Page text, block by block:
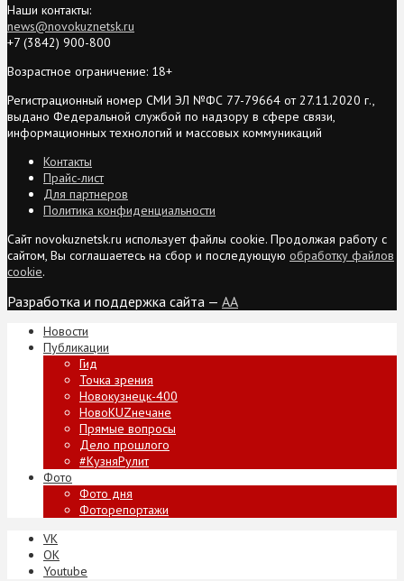
Наши контакты:
news@novokuznetsk.ru
+7 (3842) 900-800
Возрастное ограничение: 18+
Регистрационный номер СМИ ЭЛ №ФС 77-79664 от 27.11.2020 г.,
выдано Федеральной службой по надзору в сфере связи,
информационных технологий и массовых коммуникаций
Контакты
Прайс-лист
Для партнеров
Политика конфиденциальности
Сайт novokuznetsk.ru использует файлы cookie. Продолжая работу с
сайтом, Вы соглашаетесь на сбор и последующую обработку файлов
cookie.
Разработка и поддержка сайта — AA
Новости
Публикации
Гид
Точка зрения
Новокузнецк-400
НовоKUZнечане
Прямые вопросы
Дело прошлого
#КузняРулит
Фото
Фото дня
Фоторепортажи
VK
ОК
Youtube